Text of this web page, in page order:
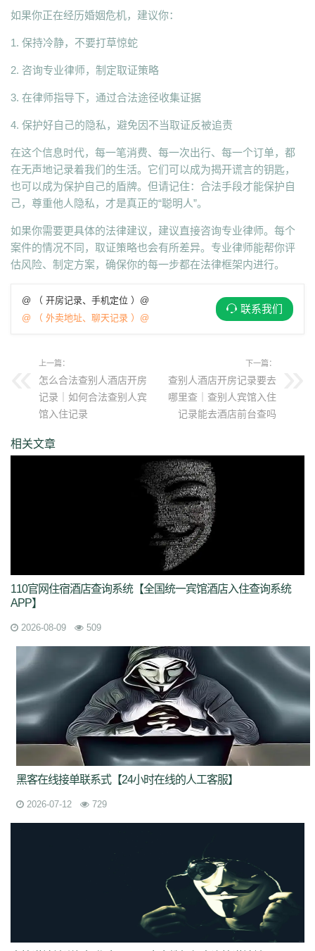
如果你正在经历婚姻危机，建议你：
1. 保持冷静，不要打草惊蛇
2. 咨询专业律师，制定取证策略
3. 在律师指导下，通过合法途径收集证据
4. 保护好自己的隐私，避免因不当取证反被追责
在这个信息时代，每一笔消费、每一次出行、每一个订单，都
在无声地记录着我们的生活。它们可以成为揭开谎言的钥匙，
也可以成为保护自己的盾牌。但请记住：合法手段才能保护自
己，尊重他人隐私，才是真正的“聪明人”。
如果你需要更具体的法律建议，建议直接咨询专业律师。每个
案件的情况不同，取证策略也会有所差异。专业律师能帮你评
估风险、制定方案，确保你的每一步都在法律框架内进行。
@ （ 开房记录、手机定位 ）@
@ （ 外卖地址、聊天记录 ）@
联系我们
上一篇：
怎么合法查别人酒店开房
记录｜如何合法查别人宾
馆入住记录
下一篇：
查别人酒店开房记录要去
哪里查｜查别人宾馆入住
记录能去酒店前台查吗
相关文章
110官网住宿酒店查询系统【全国统一宾馆酒店入住查询系统
APP】
2026-08-09 509
黑客在线接单联系式【24小时在线的人工客服】
2026-07-12 729